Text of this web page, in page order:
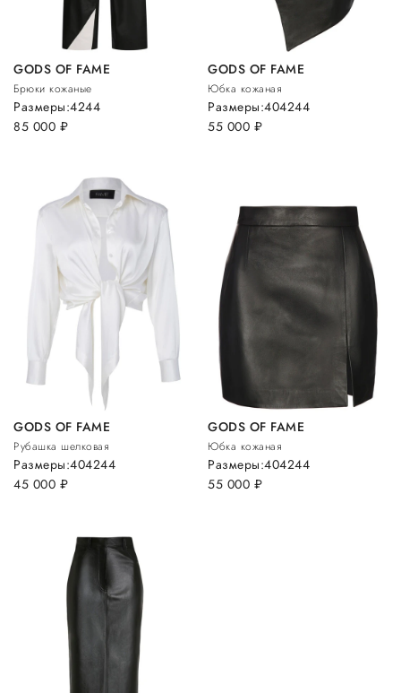
GODS OF FAME
Брюки кожаные
85 000 руб.
Размеры:4244
GODS OF FAME
Юбка кожаная
55 000 руб.
Размеры:404244
GODS OF FAME
Рубашка шелковая
45 000 руб.
Размеры:404244
GODS OF FAME
Юбка кожаная
55 000 руб.
Размеры:404244